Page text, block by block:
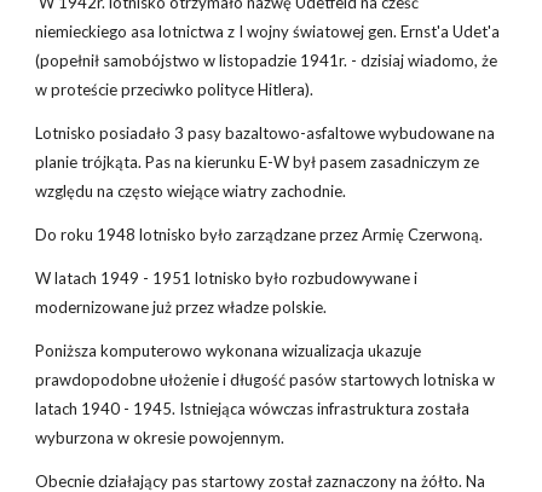
niemieckiego asa lotnictwa z I wojny światowej gen. Ernst'a Udet'a
(popełnił samobójstwo w listopadzie 1941r. - dzisiaj wiadomo, że
w proteście przeciwko polityce Hitlera).
Lotnisko posiadało 3 pasy bazaltowo-asfaltowe wybudowane na
planie trójkąta. Pas na kierunku E-W był pasem zasadniczym ze
względu na często wiejące wiatry zachodnie.
Do roku 1948 lotnisko było zarządzane przez Armię Czerwoną.
W latach 1949 - 1951 lotnisko było rozbudowywane i
modernizowane już przez władze polskie.
Poniższa komputerowo wykonana wizualizacja ukazuje
prawdopodobne ułożenie i długość pasów startowych lotniska w
latach 1940 - 1945. Istniejąca wówczas infrastruktura została
wyburzona w okresie powojennym.
Obecnie działający pas startowy został zaznaczony na żółto. Na